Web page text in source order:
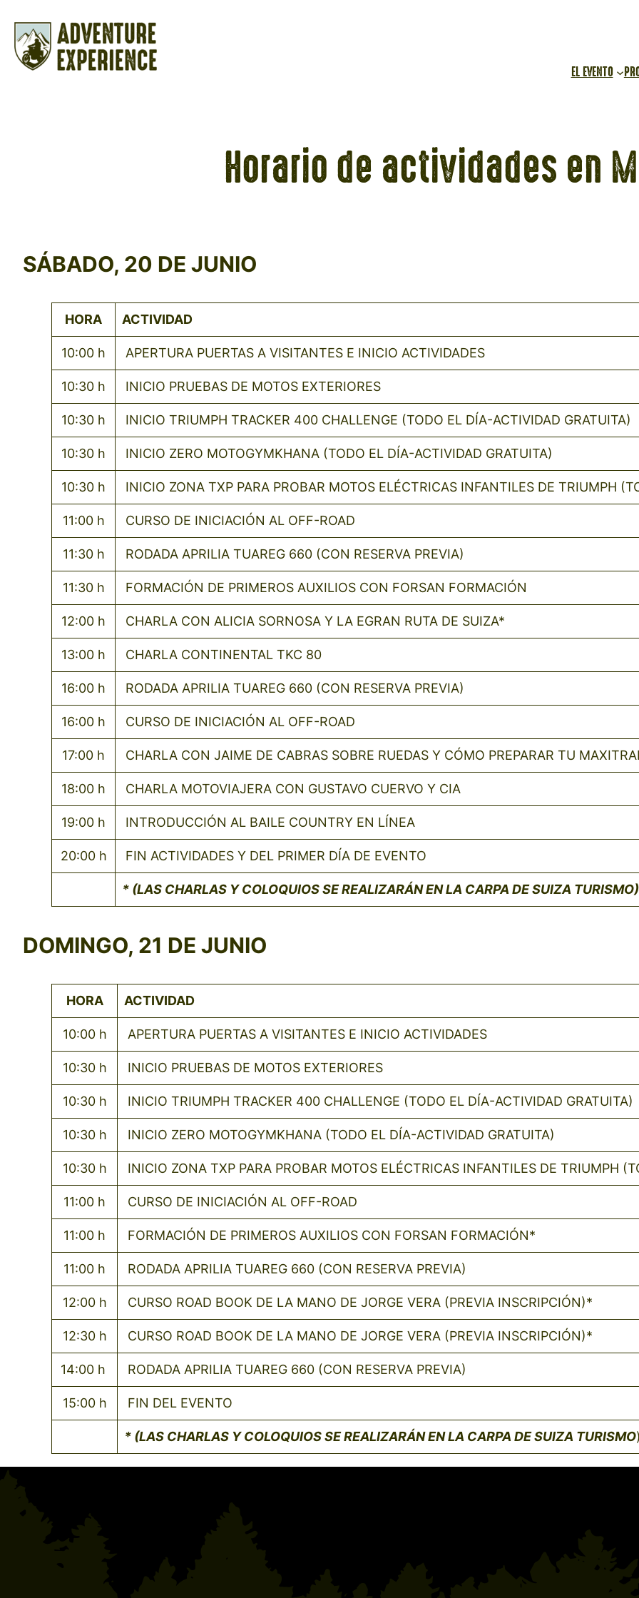
contenido
EL EVENTO
Horario de actividades en
SÁBADO, 20 DE JUNIO
HORA ACTIVIDAD
10:00 h APERTURA PUERTAS A VISITANTES E INICIO ACTIVIDADES
10:30 h INICIO PRUEBAS DE MOTOS EXTERIORES
10:30 h INICIO TRIUMPH TRACKER 400 CHALLENGE (TODO EL DÍA-ACTIVIDAD GRATUITA)
10:30 h INICIO ZERO MOTOGYMKHANA (TODO EL DÍA-ACTIVIDAD GRATUITA)
10:30 h INICIO ZONA TXP PARA PROBAR MOTOS ELÉCTRICAS INFANTILES DE TRIUMPH
11:00 h CURSO DE INICIACIÓN AL OFF-ROAD
11:30 h RODADA APRILIA TUAREG 660 (CON RESERVA PREVIA)
11:30 h FORMACIÓN DE PRIMEROS AUXILIOS CON FORSAN FORMACIÓN
12:00 h CHARLA CON ALICIA SORNOSA Y LA EGRAN RUTA DE SUIZA*
13:00 h CHARLA CONTINENTAL TKC 80
16:00 h RODADA APRILIA TUAREG 660 (CON RESERVA PREVIA)
16:00 h CURSO DE INICIACIÓN AL OFF-ROAD
17:00 h CHARLA CON JAIME DE CABRAS SOBRE RUEDAS Y CÓMO PREPARAR TU
18:00 h CHARLA MOTOVIAJERA CON GUSTAVO CUERVO Y CIA
19:00 h INTRODUCCIÓN AL BAILE COUNTRY EN LÍNEA
20:00 h FIN ACTIVIDADES Y DEL PRIMER DÍA DE EVENTO
* (LAS CHARLAS Y COLOQUIOS SE REALIZARÁN EN LA CARPA DE SUIZA TURISMO)
DOMINGO, 21 DE JUNIO
HORA ACTIVIDAD
10:00 h APERTURA PUERTAS A VISITANTES E INICIO ACTIVIDADES
10:30 h INICIO PRUEBAS DE MOTOS EXTERIORES
10:30 h INICIO TRIUMPH TRACKER 400 CHALLENGE (TODO EL DÍA-ACTIVIDAD GRATUITA)
10:30 h INICIO ZERO MOTOGYMKHANA (TODO EL DÍA-ACTIVIDAD GRATUITA)
10:30 h INICIO ZONA TXP PARA PROBAR MOTOS ELÉCTRICAS INFANTILES DE TRIUMPH
11:00 h CURSO DE INICIACIÓN AL OFF-ROAD
11:00 h FORMACIÓN DE PRIMEROS AUXILIOS CON FORSAN FORMACIÓN*
11:00 h RODADA APRILIA TUAREG 660 (CON RESERVA PREVIA)
12:00 h CURSO ROAD BOOK DE LA MANO DE JORGE VERA (PREVIA INSCRIPCIÓN)*
12:30 h CURSO ROAD BOOK DE LA MANO DE JORGE VERA (PREVIA INSCRIPCIÓN)*
14:00 h RODADA APRILIA TUAREG 660 (CON RESERVA PREVIA)
15:00 h FIN DEL EVENTO
* (LAS CHARLAS Y COLOQUIOS SE REALIZARÁN EN LA CARPA DE SUIZA TURISMO